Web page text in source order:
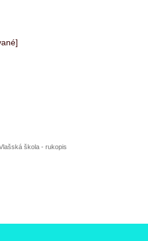
škola - rukopis